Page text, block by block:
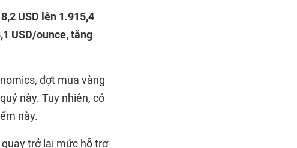
USD lên 1.915,4
USD/ounce, tăng
đợt mua vàng
này. Tuy nhiên, có
này.
trở lại mức hỗ trợ